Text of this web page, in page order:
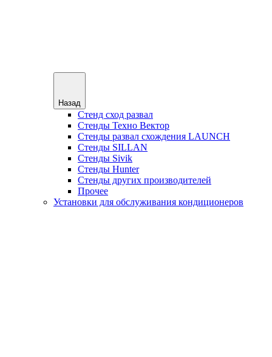
Назад
Стенд сход развал
Стенды Техно Вектор
Стенды развал схождения LAUNCH
Стенды SILLAN
Стенды Sivik
Стенды Hunter
Стенды других производителей
Прочее
Установки для обслуживания кондиционеров